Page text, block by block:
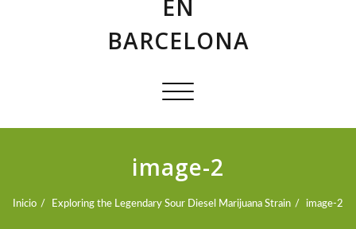
Alternar
image-2
Inicio Exploring the Legendary Sour Diesel Marijuana Strain image-2